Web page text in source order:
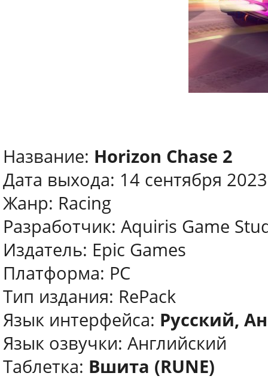
Название: Horizon Chase 2
Дата выхода: 14 сентября 2023
Жанр: Racing
Разработчик: Aquiris Game
Издатель: Epic Games
Платформа: PC
Тип издания: RePack
Язык интерфейса: Русский,
Язык озвучки: Английский
Таблетка: Вшита (RUNE)